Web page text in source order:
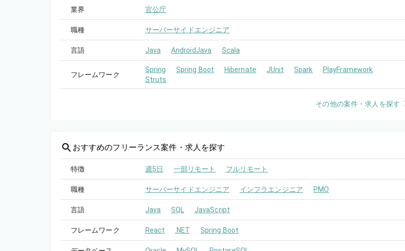
業界 官公庁
職種 サーバーサイドエンジニア
言語 Java AndroidJava Scala
フレームワーク
Spring Spring Boot Hibernate JUnit Spark
PlayFramework
Struts
その他の案件・求人を探す
おすすめのフリーランス案件・求人を探す
特徴 週5日 一部リモート フルリモート
職種 サーバーサイドエンジニア インフラエンジニア PMO
言語 Java SQL JavaScript
フレームワーク React .NET Spring Boot